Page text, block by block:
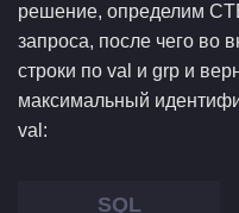
решение, определим
запроса, после чего во
строки по val и grp и
максимальный
val: